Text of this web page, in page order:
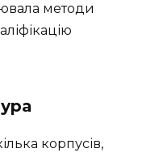
методи
корпусів,